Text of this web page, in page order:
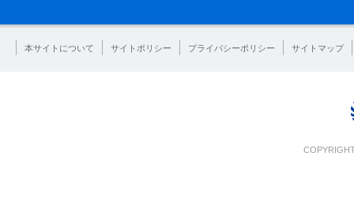
本サイトについて サイトポリシー プライバシーポリシー サイトマップ